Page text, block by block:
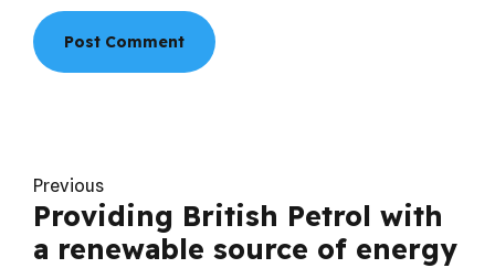
Post Comment
Previous
Providing British Petrol with
a renewable source of energy